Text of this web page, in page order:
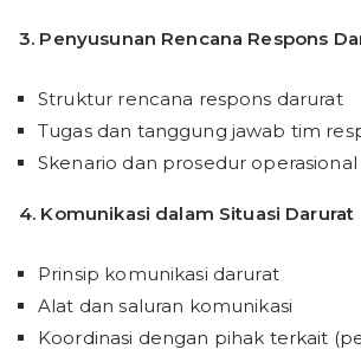
3. Penyusunan Rencana Respons
Struktur rencana respons darurat
Tugas dan tanggung jawab tim
Skenario dan prosedur operasional
4. Komunikasi dalam Situasi Darurat
Prinsip komunikasi darurat
Alat dan saluran komunikasi
Koordinasi dengan pihak terkait